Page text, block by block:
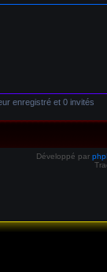
enregistré et 0 invités
Développé par